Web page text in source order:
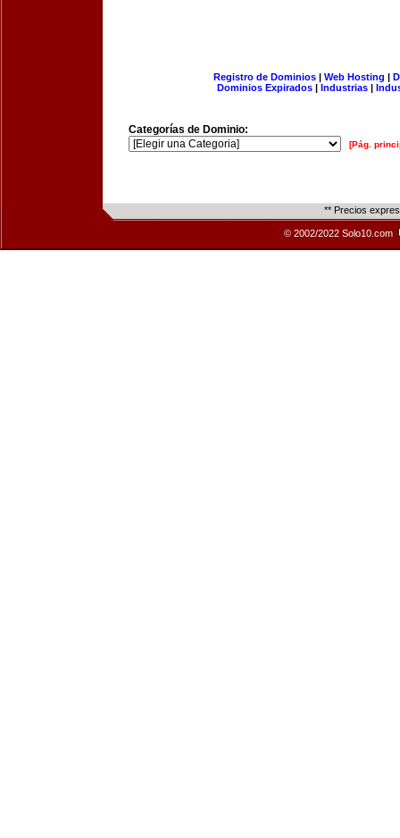
Registro de Dominios| Web Hosting |
Dominios Expirados | Industrias |
Categorías de Dominio:
[Pág.
** Precios
© 2002/2022 Solo10.com